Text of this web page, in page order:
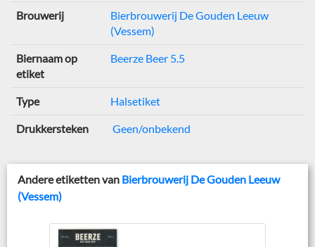
Brouwerij
Bierbrouwerij De Gouden Leeuw
(Vessem)
Biernaam op
etiket
Beerze Beer 5.5
Type Halsetiket
Drukkersteken Geen/onbekend
Andere etiketten van Bierbrouwerij De Gouden Leeuw
(Vessem)